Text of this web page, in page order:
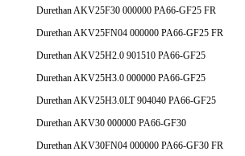
Durethan AKV25F30 000000 PA66-GF25 FR
Durethan AKV25FN04 000000 PA66-GF25 FR
Durethan AKV25H2.0 901510 PA66-GF25
Durethan AKV25H3.0 000000 PA66-GF25
Durethan AKV25H3.0LT 904040 PA66-GF25
Durethan AKV30 000000 PA66-GF30
Durethan AKV30FN04 000000 PA66-GF30 FR